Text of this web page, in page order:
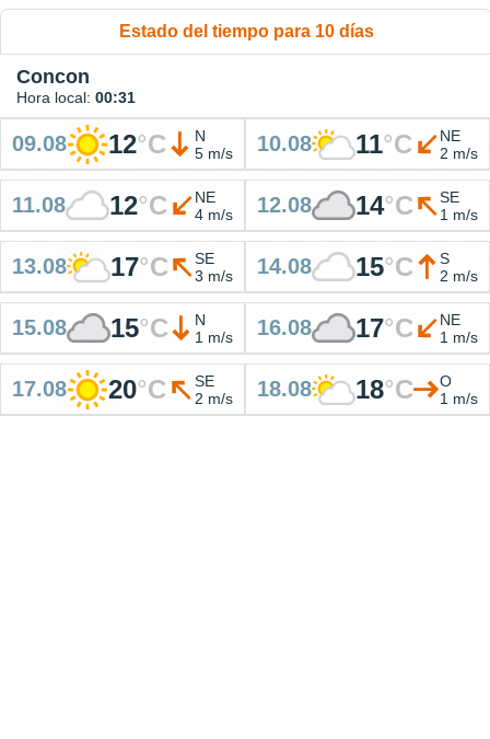
Estado del tiempo para 10 días
Concon
Hora local: 00:31
09.08 12°C
N
5 m/s
10.08 11°C
NE
2 m/s
11.08 12°C
NE
4 m/s
12.08 14°C
SE
1 m/s
13.08 17°C
SE
3 m/s
14.08 15°C
S
2 m/s
15.08 15°C
N
1 m/s
16.08 17°C
NE
1 m/s
17.08 20°C
SE
2 m/s
18.08 18°C
O
1 m/s